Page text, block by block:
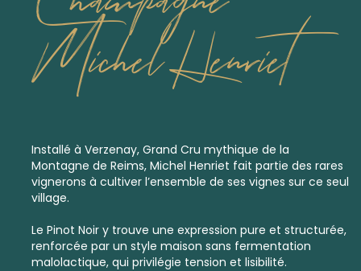
Michel Henriet
Installé à Verzenay, Grand Cru mythique de la
Montagne de Reims, Michel Henriet fait partie des rares
vignerons à cultiver l’ensemble de ses vignes sur ce seul
village.
Le Pinot Noir y trouve une expression pure et structurée,
renforcée par un style maison sans fermentation
malolactique, qui privilégie tension et lisibilité.